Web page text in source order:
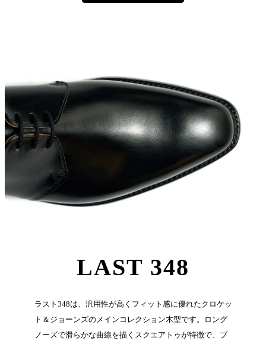
LAST 348
ラスト348は、汎用性が高くフィット感に優れたクロケッ
ト＆ジョーンズのメインコレクション木型です。ロング
ノーズで滑らかな曲線を描くスクエアトゥが特徴で、ブ